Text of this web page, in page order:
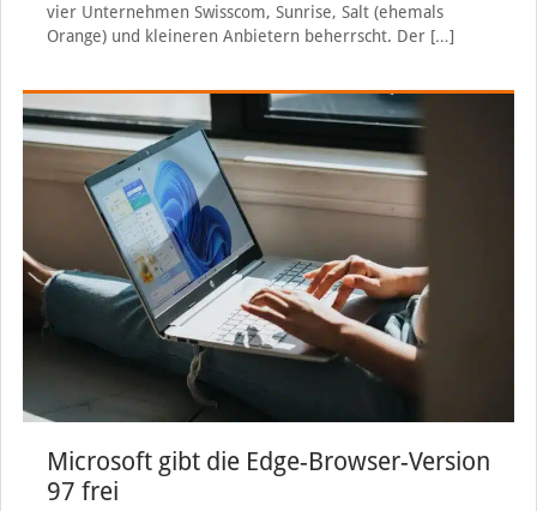
vier Unternehmen Swisscom, Sunrise, Salt (ehemals
Orange) und kleineren Anbietern beherrscht. Der[…]
Microsoft gibt die Edge-Browser-Version
97 frei